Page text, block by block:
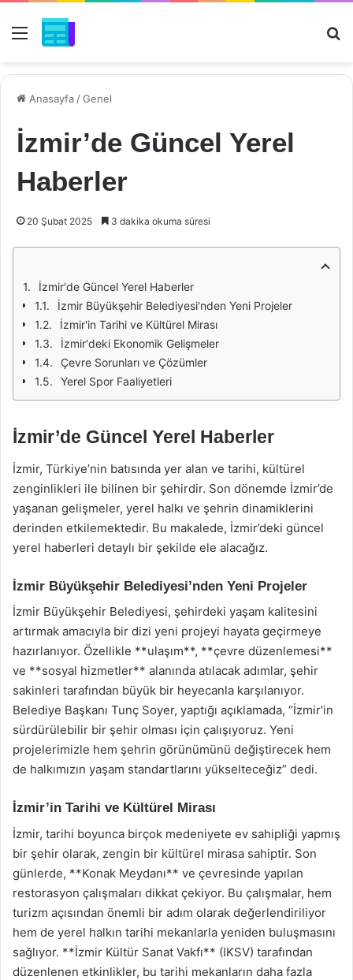
Menü
Anasayfa /Genel
İzmir’de Güncel Yerel
Haberler
20 Şubat 2025 3 dakika okuma süresi
İzmir'de Güncel Yerel Haberler
İzmir Büyükşehir Belediyesi'nden Yeni Projeler
İzmir'in Tarihi ve Kültürel Mirası
İzmir'deki Ekonomik Gelişmeler
Çevre Sorunları ve Çözümler
Yerel Spor Faaliyetleri
İzmir’de Güncel Yerel Haberler
İzmir, Türkiye’nin batısında yer alan ve tarihi, kültürel
zenginlikleri ile bilinen bir şehirdir. Son dönemde İzmir’de
yaşanan gelişmeler, yerel halkı ve şehrin dinamiklerini
derinden etkilemektedir. Bu makalede, İzmir’deki güncel
yerel haberleri detaylı bir şekilde ele alacağız.
İzmir Büyükşehir Belediyesi’nden Yeni Projeler
İzmir Büyükşehir Belediyesi, şehirdeki yaşam kalitesini
artırmak amacıyla bir dizi yeni projeyi hayata geçirmeye
hazırlanıyor. Özellikle **ulaşım**, **çevre düzenlemesi**
ve **sosyal hizmetler** alanında atılacak adımlar, şehir
sakinleri tarafından büyük bir heyecanla karşılanıyor.
Belediye Başkanı Tunç Soyer, yaptığı açıklamada, “İzmir’in
sürdürülebilir bir şehir olması için çalışıyoruz. Yeni
projelerimizle hem şehrin görünümünü değiştirecek hem
de halkımızın yaşam standartlarını yükselteceğiz” dedi.
İzmir’in Tarihi ve Kültürel Mirası
İzmir, tarihi boyunca birçok medeniyete ev sahipliği yapmış
bir şehir olarak, zengin bir kültürel mirasa sahiptir. Son
günlerde, **Konak Meydanı** ve çevresinde yapılan
restorasyon çalışmaları dikkat çekiyor. Bu çalışmalar, hem
turizm açısından önemli bir adım olarak değerlendiriliyor
hem de yerel halkın tarihi mekanlarla yeniden buluşmasını
sağlıyor. **İzmir Kültür Sanat Vakfı** (IKSV) tarafından
düzenlenen etkinlikler, bu tarihi mekanların daha fazla